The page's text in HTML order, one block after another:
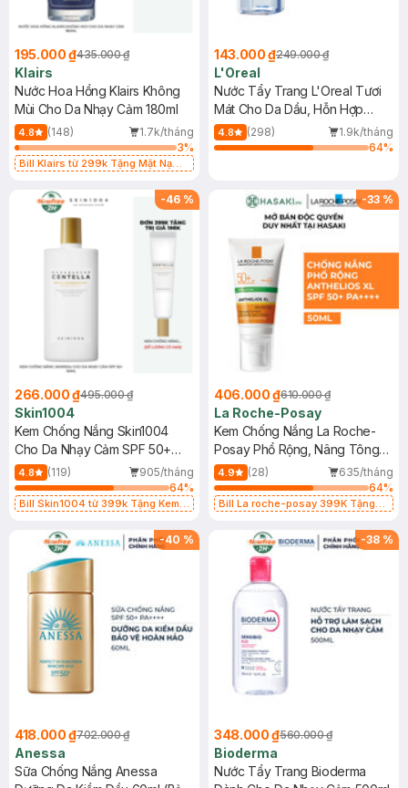
195.000 ₫435.000 ₫
Klairs
Nước Hoa Hồng Klairs Không
Mùi Cho Da Nhạy Cảm 180ml
4.8 (148)
1.7k/tháng
3%
Bill Klairs từ 299k Tặng Mặt Nạ
25ml (SL Có Hạn)
143.000 ₫249.000 ₫
L'Oreal
Nước Tẩy Trang L'Oreal Tươi
Mát Cho Da Dầu, Hỗn Hợp
400ml
4.8 (298)
1.9k/tháng
64%
-46 %
266.000 ₫495.000 ₫
Skin1004
Kem Chống Nắng Skin1004
Cho Da Nhạy Cảm SPF 50+
50ml
4.8 (119)
905/tháng
64%
Bill Skin1004 từ 399k Tặng Kem
SPF 50+ 20ml (SL Có Hạn)
-33 %
406.000 ₫610.000 ₫
La Roche-Posay
Kem Chống Nắng La Roche-
Posay Phổ Rộng, Nâng Tông
Kiềm Dầu 50ml
4.9 (28)
635/tháng
64%
Bill La roche-posay 399K Tặng
(SL có hạn)
-40 %
418.000 ₫702.000 ₫
Anessa
Sữa Chống Nắng Anessa
-38 %
348.000 ₫560.000 ₫
Bioderma
Nước Tẩy Trang Bioderma